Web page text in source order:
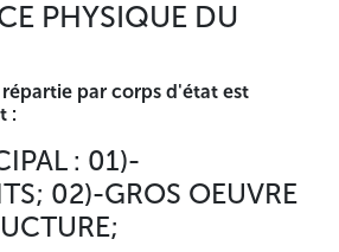
PHYSIQUE DU
par corps d'état est
:
: 01)-
02)-GROS OEUVRE